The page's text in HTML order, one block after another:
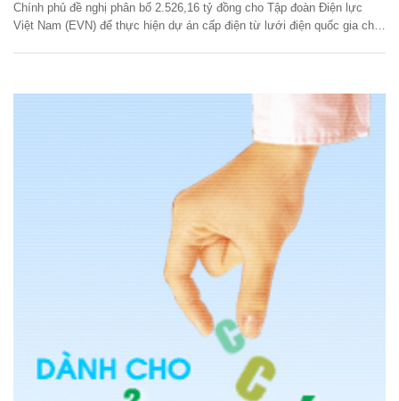
Chính phủ đề nghị phân bổ 2.526,16 tỷ đồng cho Tập đoàn Điện lực
Việt Nam (EVN) để thực hiện dự án cấp điện từ lưới điện quốc gia cho